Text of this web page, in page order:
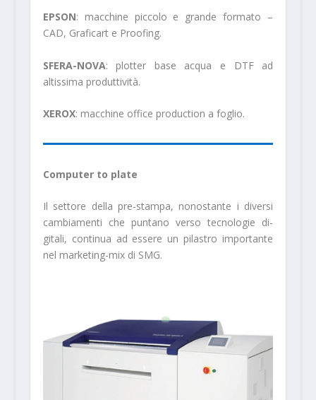
EPSON: macchine piccolo e grande formato –
CAD, Graficart e Proofing.
SFERA-NOVA: plotter base acqua e DTF ad
altissima produttività.
XEROX: macchine office production a foglio.
Computer to plate
Il settore della pre-stampa, nonostante i diversi
cambiamenti che puntano verso tecnologie di­
gitali, continua ad essere un pilastro importante
nel marketing-mix di SMG.